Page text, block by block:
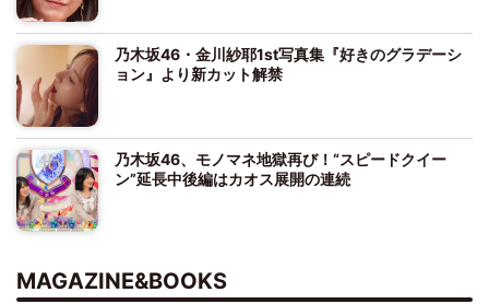
乃木坂46・金川紗耶1st写真集『好きのグラデーシ
ョン』より新カット解禁
乃木坂46、モノマネ地獄再び！“スピードクイー
ン”延長中後編はカオス展開の連続
MAGAZINE&BOOKS